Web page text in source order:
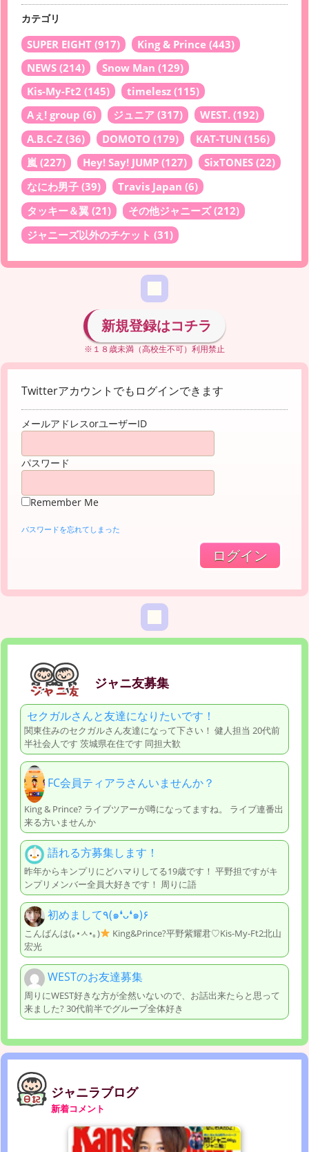
カテゴリ
SUPER EIGHT (917) King & Prince (443)
NEWS (214) Snow Man (129)
Kis-My-Ft2 (145) timelesz (115)
Aぇ! group (6) ジュニア (317) WEST. (192)
A.B.C-Z (36) DOMOTO (179) KAT-TUN (156)
嵐 (227) Hey! Say! JUMP (127) SixTONES (22)
なにわ男子 (39) Travis Japan (6)
タッキー＆翼 (21) その他ジャニーズ(212)
ジャニーズ以外のチケット (31)
新規登録はコチラ
※１８歳未満（高校生不可）利用禁止
Twitterアカウントでもログインできます
メールアドレスorユーザーID
パスワード
Remember Me
パスワードを忘れてしまった
ジャニ友募集
セクガルさんと友達になりたいです！
関東住みのセクガルさん友達になって下さい！ 健人担当 20代前
半社会人です 茨城県在住です 同担大歓
FC会員ティアラさんいませんか？
King & Prince? ライブツアーが噂になってますね。 ライブ連番出
来る方いませんか
語れる方募集します！
昨年からキンプリにどハマりしてる19歳です！ 平野担ですがキ
ンプリメンバー全員大好きです！ 周りに語
初めまして٩(๑❛ᴗ❛๑)۶
こんばんは(｡•ㅅ•｡)
King&Prince?平野紫耀君♡Kis-My-Ft2北山
宏光
WESTのお友達募集
周りにWEST好きな方が全然いないので、お話出来たらと思って
来ました? 30代前半でグループ全体好き
ジャニラブログ
新着コメント